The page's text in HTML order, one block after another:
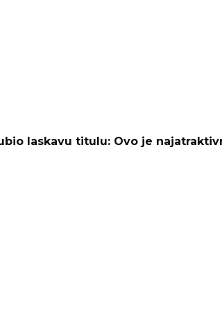
laskavu titulu: Ovo je